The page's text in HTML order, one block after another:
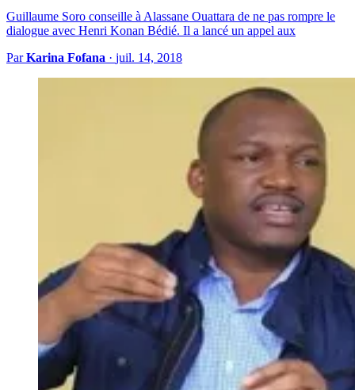
Guillaume Soro conseille à Alassane Ouattara de ne pas rompre le
dialogue avec Henri Konan Bédié. Il a lancé un appel aux
ParKarina Fofana · juil. 14, 2018